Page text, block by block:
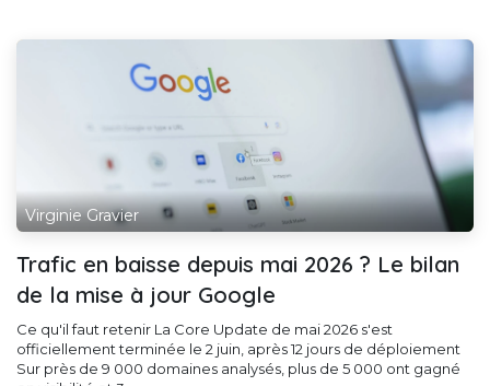
Virginie Gravier
Trafic en baisse depuis mai 2026 ? Le bilan
de la mise à jour Google
Ce qu'il faut retenir La Core Update de mai 2026 s'est
officiellement terminée le 2 juin, après 12 jours de déploiement
Sur près de 9 000 domaines analysés, plus de 5 000 ont gagné